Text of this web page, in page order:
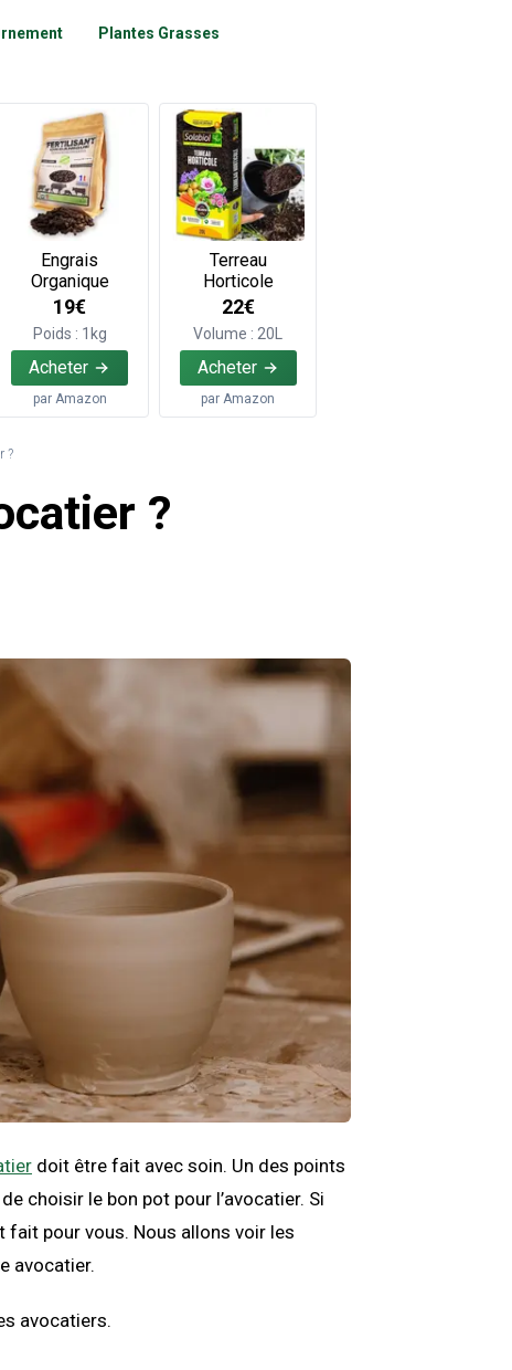
Plantes Grasses
Engrais
Organique
19€
Poids : 1kg
Acheter
par Amazon
Terreau
Horticole
22€
Volume : 20L
Acheter
par Amazon
?
?
doit être fait avec soin. Un des points
choisir le bon pot pour l’avocatier. Si
pour vous. Nous allons voir les
avocatier.
avocatiers.